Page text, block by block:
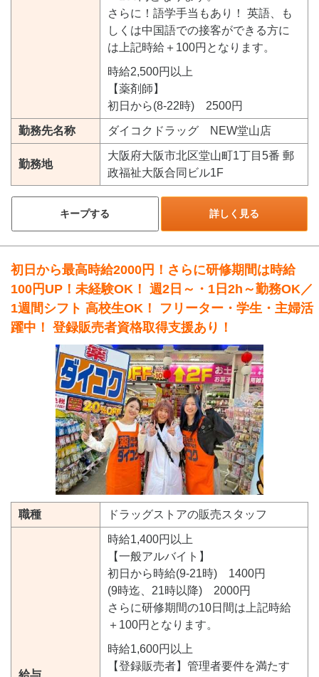
さらに！語学手当もあり！ 英語、も
しくは中国語での接客ができる方に
は上記時給＋100円となります。
時給2,500円以上
【薬剤師】
初日から(8-22時) 2500円
勤務先名称 ダイコクドラッグ NEW堂山店
勤務地
大阪府大阪市北区堂山町1丁目5番 郵
政福祉大阪合同ビル1F
キープする 詳しく見る
初日から最高時給2000円！さらに研修期間は時給
100円UP！未経験OK！ 週2日～・1日2h～勤務OK／
1週間シフト 高校生OK！ フリーター・学生・主婦活
躍中！ 登録販売者資格取得支援あり！
職種 ドラッグストアの販売スタッフ
給与
時給1,400円以上
【一般アルバイト】
初日から時給(9-21時) 1400円
(9時迄、21時以降) 2000円
さらに研修期間の10日間は上記時給
＋100円となります。
時給1,600円以上
【登録販売者】管理者要件を満たす